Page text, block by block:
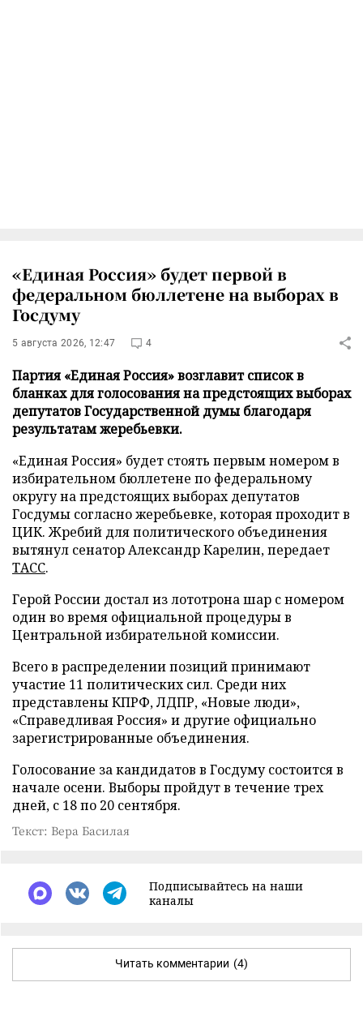
«Единая Россия» будет первой в
федеральном бюллетене на выборах в
Госдуму
5 августа 2026, 12:47 4
Партия «Единая Россия» возглавит список в
бланках для голосования на предстоящих выборах
депутатов Государственной думы благодаря
результатам жеребьевки.
«Единая Россия» будет стоять первым номером в
избирательном бюллетене по федеральному
округу на предстоящих выборах депутатов
Госдумы согласно жеребьевке, которая проходит в
ЦИК. Жребий для политического объединения
вытянул сенатор Александр Карелин, передает
ТАСС.
Герой России достал из лототрона шар с номером
один во время официальной процедуры в
Центральной избирательной комиссии.
Всего в распределении позиций принимают
участие 11 политических сил. Среди них
представлены КПРФ, ЛДПР, «Новые люди»,
«Справедливая Россия» и другие официально
зарегистрированные объединения.
Голосование за кандидатов в Госдуму состоится в
начале осени. Выборы пройдут в течение трех
дней, с 18 по 20 сентября.
Текст: Вера Басилая
Подписывайтесь на наши
каналы
Читать комментарии (4)